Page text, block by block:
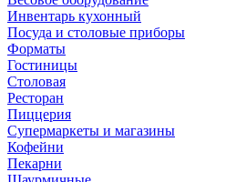
Инвентарь кухонный
Посуда и столовые приборы
Форматы
Гостиницы
Столовая
Ресторан
Пиццерия
Супермаркеты и магазины
Кофейни
Пекарни